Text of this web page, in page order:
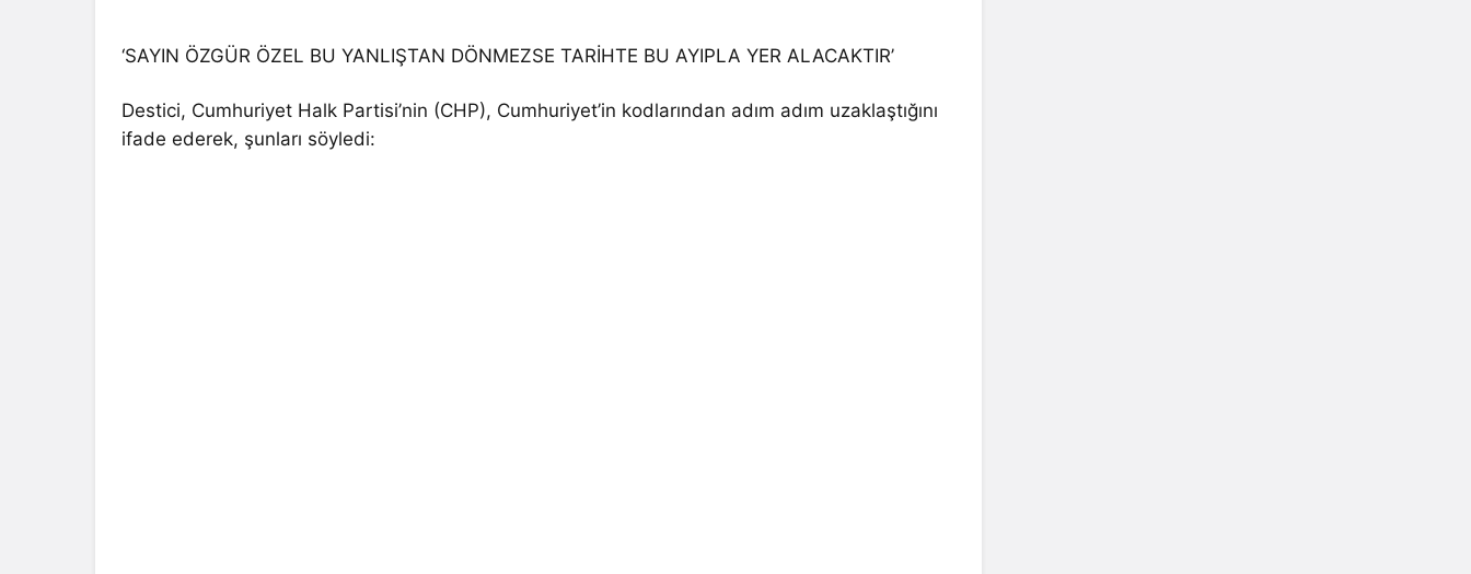
‘SAYIN ÖZGÜR ÖZEL BU YANLIŞTAN DÖNMEZSE TARİHTE BU AYIPLA YER ALACAKTIR’
Destici, Cumhuriyet Halk Partisi’nin (CHP), Cumhuriyet’in kodlarından adım adım uzaklaştığını
ifade ederek, şunları söyledi: